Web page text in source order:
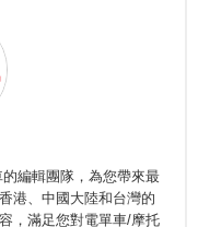
編輯團隊，為您帶來最
港、中國大陸和台灣的
，滿足您對電單車/摩托